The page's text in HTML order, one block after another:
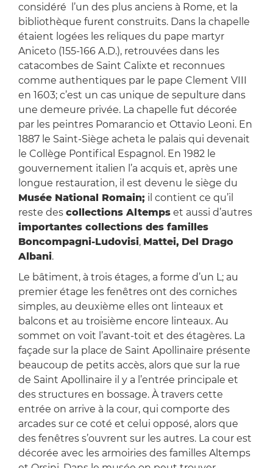
considéré l’un des plus anciens à Rome, et la
bibliothèque furent construits. Dans la chapelle
étaient logées les reliques du pape martyr
Aniceto (155-166 A.D.), retrouvées dans les
catacombes de Saint Calixte et reconnues
comme authentiques par le pape Clement VIII
en 1603; c’est un cas unique de sepulture dans
une demeure privée. La chapelle fut décorée
par les peintres Pomarancio et Ottavio Leoni. En
1887 le Saint-Siège acheta le palais qui devenait
le Collège Pontifical Espagnol. En 1982 le
gouvernement italien l’a acquis et, après une
longue restauration, il est devenu le siège du
Musée National Romain; il contient ce qu’il
reste des collections Altempset aussi d’autres
importantes collections des familles
Boncompagni-Ludovisi, Mattei, Del Drago
Albani.
Le bâtiment, à trois étages, a forme d’un L; au
premier étage les fenêtres ont des corniches
simples, au deuxième elles ont linteaux et
balcons et au troisième encore linteaux. Au
sommet on voit l’avant-toit et des étagères. La
façade sur la place de Saint Apollinaire présente
beaucoup de petits accès, alors que sur la rue
de Saint Apollinaire il y a l’entrée principale et
des structures en bossage. À travers cette
entrée on arrive à la cour, qui comporte des
arcades sur ce coté et celui opposé, alors que
des fenêtres s’ouvrent sur les autres. La cour est
décorée avec les armoiries des familles Altemps